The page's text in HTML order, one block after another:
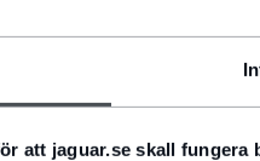
att jaguar.se skall fungera